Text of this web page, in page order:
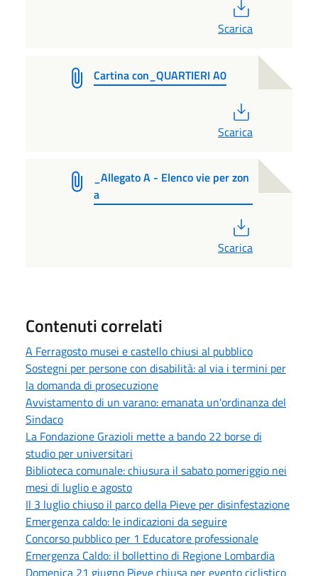
Scarica
Cartina con_QUARTIERI A0
Scarica
_Allegato A - Elenco vie per zon
a
Scarica
Contenuti correlati
A Ferragosto musei e castello chiusi al pubblico
Sostegni per persone con disabilità: al via i termini per
la domanda di prosecuzione
Avvistamento di un varano: emanata un'ordinanza del
Sindaco
La Fondazione Grazioli mette a bando 22 borse di
studio per universitari
Biblioteca comunale: chiusura il sabato pomeriggio nei
mesi di luglio e agosto
Il 3 luglio chiuso il parco della Pieve per disinfestazione
Emergenza caldo: le indicazioni da seguire
Concorso pubblico per 1 Educatore professionale
Emergenza Caldo: il bollettino di Regione Lombardia